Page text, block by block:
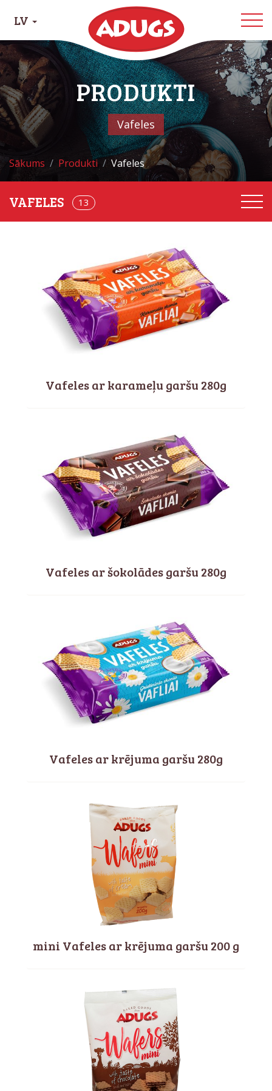
LV
PRODUKTI
Vafeles
Sākums Produkti Vafeles
13
Vafeles ar karameļu garšu 280g
Vafeles ar šokolādes garšu 280g
Vafeles ar krējuma garšu 280g
mini Vafeles ar krējuma garšu 200 g